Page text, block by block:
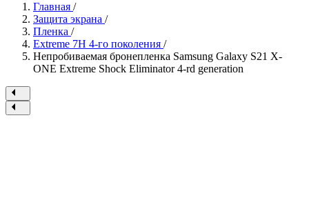
Главная /
Защита экрана /
Пленка /
Extreme 7H 4-го поколения /
Непробиваемая бронепленка Samsung Galaxy S21 X-
ONE Extreme Shock Eliminator 4-rd generation